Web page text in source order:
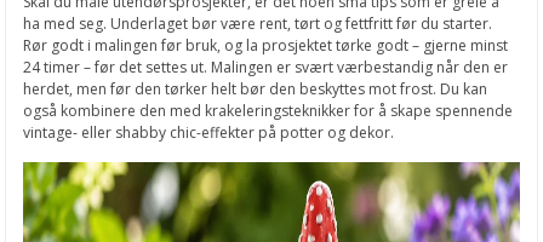
ha med seg. Underlaget bør være rent, tørt og fettfritt før du starter.
Rør godt i malingen før bruk, og la prosjektet tørke godt – gjerne minst
24 timer – før det settes ut. Malingen er svært værbestandig når den er
herdet, men før den tørker helt bør den beskyttes mot frost. Du kan
også kombinere den med krakeleringsteknikker for å skape spennende
vintage- eller shabby chic-effekter på potter og dekor.